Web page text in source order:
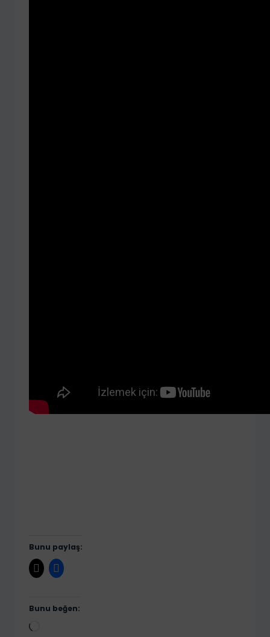
Bunu paylaş:
Bunu beğen: